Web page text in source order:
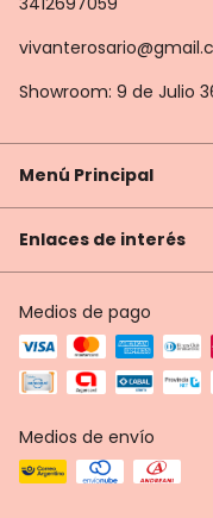
Showroom: 9 de Julio
Menú Principal
Enlaces de interés
Medios de pago
Medios de envío